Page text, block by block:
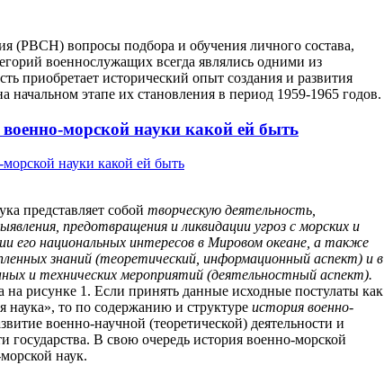
(РВСН) вопросы подбора и обучения личного состава,
военнослужащих всегда являлись одними из
приобретает исторический опыт создания и развития
этапе их становления в период 1959-1965 годов.
морской науки какой ей быть
представляет собой творческую деятельность,
предотвращения и ликвидации угроз с морских и
его национальных интересов в Мировом океане, а также
знаний (теоретический, информационный аспект) и в
и технических мероприятий (деятельностный аспект).
на рисунке 1. Если принять данные исходные постулаты как
то по содержанию и структуре история военно-
военно-научной (теоретической) деятельности и
государства. В свою очередь история военно-морской
наук.